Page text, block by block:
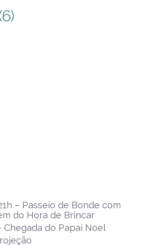
– Passeio de Bonde com
do Hora de Brincar
Chegada do Papai Noel